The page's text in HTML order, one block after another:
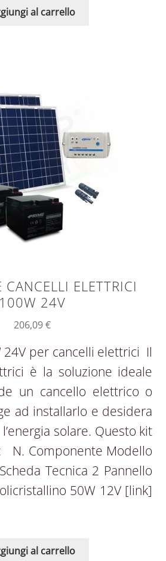
al carrello
CANCELLI ELETTRICI
100W 24V
206,09€
24V per cancelli elettrici Il
è la soluzione ideale
un cancello elettrico o
ad installarlo e desidera
solare. Questo kit
N. Componente Modello
Tecnica 2 Pannello
50W 12V [link]
al carrello